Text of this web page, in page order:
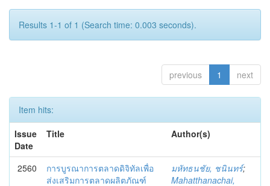
Results 1-1 of 1 (Search time: 0.003 seconds).
previous 1 next
Item hits:
Issue
Date
Title Author(s)
2560
การบูรณาการตลาดดิจิทัลเพื่อ
ส่งเสริมการตลาดผลิตภัณฑ์
มหัทธนชัย, ชนินทร์;
Mahatthanachai,